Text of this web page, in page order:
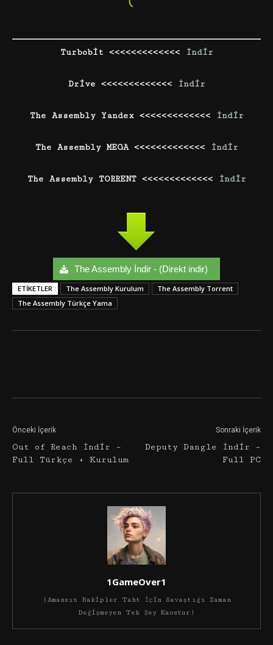
Turbobit <<<<<<<<<<<<< İndir
Drive <<<<<<<<<<<<< İndir
The Assembly Yandex <<<<<<<<<<<<< İndir
The Assembly MEGA <<<<<<<<<<<<< İndir
The Assembly TORRENT <<<<<<<<<<<<< İndir
The Assembly İndir - (Direkt indir)
ETIKETLER The Assembly Kurulum
The Assembly Torrent
The Assembly Türkçe Yama
Önceki İçerik
Out of Reach İndir –
Full Türkçe + Kurulum
Sonraki İçerik
Deputy Dangle İndir –
Full PC
1GameOver1
(Amansız Rakipler Taht İçin Savaştığı Zaman
Değişmeyen Tek Şey Kaostur)